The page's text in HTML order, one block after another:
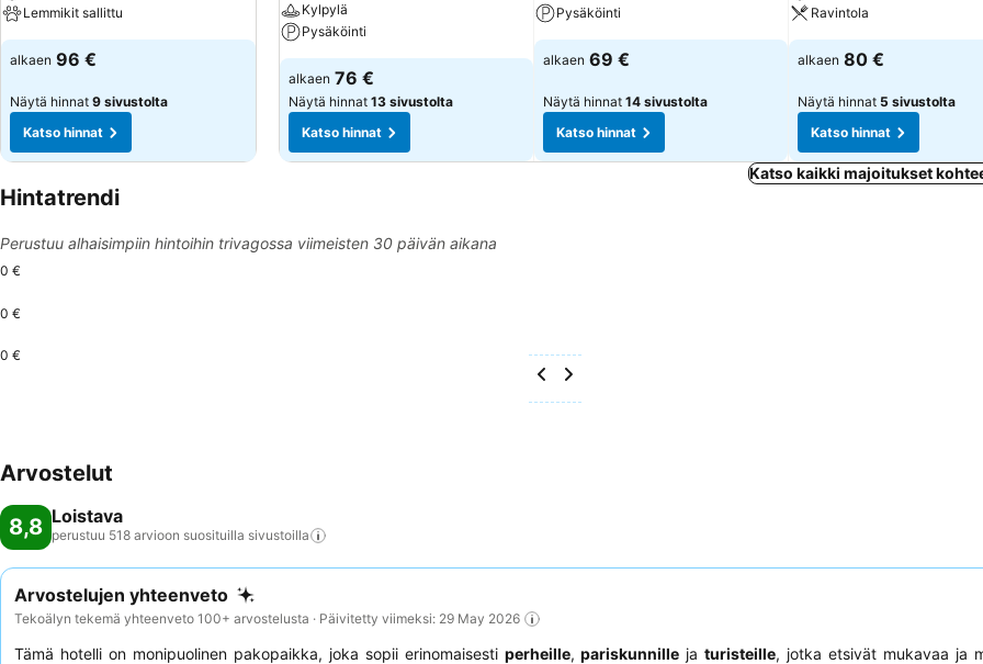
Lemmikit sallittu
alkaen 96 €
Näytä hinnat 9 sivustolta
Katso hinnat
Kylpylä
Pysäköinti
alkaen 76 €
Näytä hinnat 13 sivustolta
Katso hinnat
Pysäköinti
alkaen 69 €
Näytä hinnat 14 sivustolta
Katso hinnat
Ravintola
alkaen 80 €
Näytä hinnat 5 sivustolta
Katso hinnat
Katso kaikki majoitukset
Hintatrendi
Perustuu alhaisimpiin hintoihin trivagossa viimeisten 30 päivän aikana
0 €
0 €
0 €
Arvostelut
8,8 Loistava
perustuu 518 arvioon suosituilla sivustoilla
Arvostelujen yhteenveto
Tekoälyn tekemä yhteenveto 100+ arvostelusta · Päivitetty viimeksi: 29 May 2026
Tämä hotelli on monipuolinen pakopaikka, joka sopii erinomaisesti perheille,pariskunnille jaturisteille, jotka etsivät mukavaa ja